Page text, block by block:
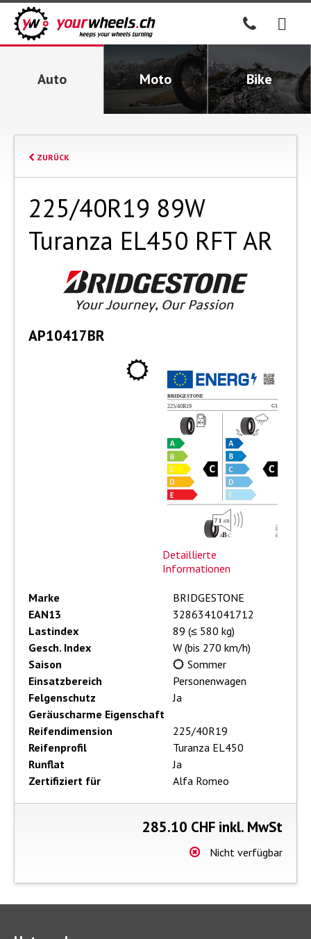
Auto Moto Bike
ZURÜCK
225/40R19 89W
Turanza EL450 RFT AR
AP10417BR
Detaillierte
Informationen
Marke
BRIDGESTONE
EAN13
3286341041712
Lastindex
89 (≤ 580 kg)
Gesch. Index
W (bis 270 km/h)
Saison
Sommer
Einsatzbereich
Personenwagen
Felgenschutz
Ja
Geräuscharme Eigenschaft
Reifendimension
225/40R19
Reifenprofil
Turanza EL450
Runflat
Ja
Zertifiziert für
Alfa Romeo
285.10 CHF inkl. MwSt
Nicht verfügbar